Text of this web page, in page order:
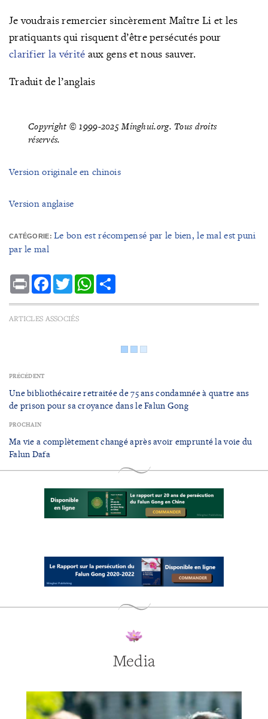
Je voudrais remercier sincèrement Maître Li et les
pratiquants qui risquent d’être persécutés pour
clarifier la vérité aux gens et nous sauver.
Traduit de l’anglais
Copyright © 1999-2025 Minghui.org. Tous droits
réservés.
Version originale en chinois
Version anglaise
CATÉGORIE: Le bon est récompensé par le bien, le mal est puni
par le mal
Print Facebook
TwitterWhatsApp
ARTICLES ASSOCIÉS
PRÉCÉDENT
Une bibliothécaire retraitée de 75 ans condamnée à quatre ans
de prison pour sa croyance dans le Falun Gong
PROCHAIN
Ma vie a complètement changé après avoir emprunté la voie du
Falun Dafa
Media